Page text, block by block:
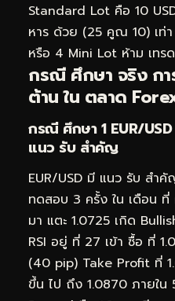
Standard Lot คือ 10
หาร ด้วย (25 คูณ 10) เ
หรือ 4 Mini Lot ห้าม เทร
กรณี ศึกษา จริง กา
ต้าน ใน ตลาด
กรณี ศึกษา 1 EUR/
แนว รับ สำคัญ
EUR/USD มี แนว รับ สำ
ทดสอบ 3 ครั้ง ใน เดือน
มา แตะ 1.0725 เกิด
RSI อยู่ ที่ 27 เข้า ซื้อ ที่
(40 pip) Take Profit ที่
ขึ้น ไป ถึง 1.0870 ภายใน